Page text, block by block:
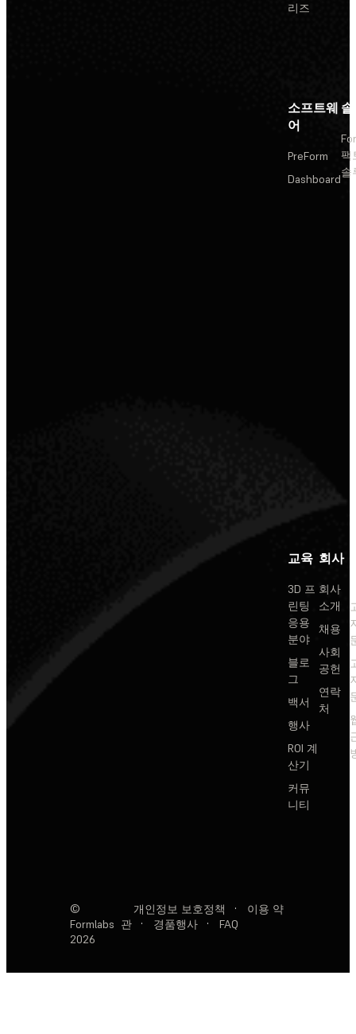
리즈
소프트웨
어
PreForm
Dashboard
팩
솔
교육
3D 프
린팅
응용
분야
블로
그
백서
행사
ROI 계
산기
커뮤
니티
회사
회사
소개
채용
사회
공헌
연락
처
©
Formlabs
2026
개인정보 보호정책 ·
이용 약
관
· 경품행사 · FAQ